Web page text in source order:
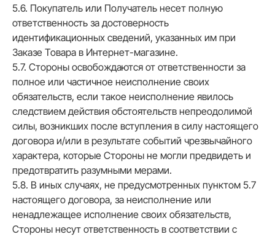
5.6. Покупатель или Получатель несет полную
ответственность за достоверность
идентификационных сведений, указанных им при
Заказе Товара в Интернет-магазине.
5.7. Стороны освобождаются от ответственности за
полное или частичное неисполнение своих
обязательств, если такое неисполнение явилось
следствием действия обстоятельств непреодолимой
силы, возникших после вступления в силу настоящего
договора и/или в результате событий чрезвычайного
характера, которые Стороны не могли предвидеть и
предотвратить разумными мерами.
5.8. В иных случаях, не предусмотренных пунктом 5.7
настоящего договора, за неисполнение или
ненадлежащее исполнение своих обязательств,
Стороны несут ответственность в соответствии с